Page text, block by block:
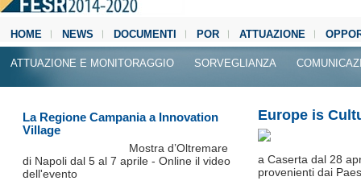
HOME NEWS DOCUMENTI POR ATTUAZIONE
MEDIA CENTER
ATTUAZIONE E MONITORAGGIO SORVEGLIANZA
Europe is
a Caserta dal 28
provenienti dai
La Regione Campania a Innovation
Village
Mostra d’Oltremare
di Napoli dal 5 al 7 aprile - Online il video
dell'evento